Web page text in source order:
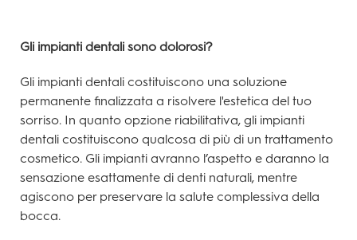
Gli impianti dentali sono dolorosi?
Gli impianti dentali costituiscono una soluzione
permanente finalizzata a risolvere l'estetica del tuo
sorriso. In quanto opzione riabilitativa, gli impianti
dentali costituiscono qualcosa di più di un trattamento
cosmetico. Gli impianti avranno l’aspetto e daranno la
sensazione esattamente di denti naturali, mentre
agiscono per preservare la salute complessiva della
bocca.